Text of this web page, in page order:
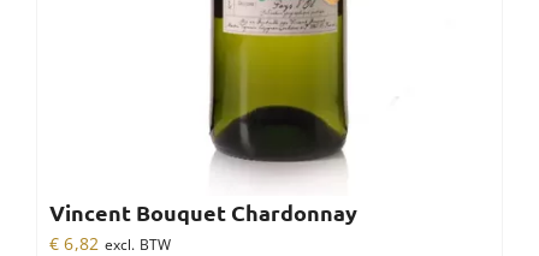
Vincent Bouquet Chardonnay
€ 6,82 excl. BTW